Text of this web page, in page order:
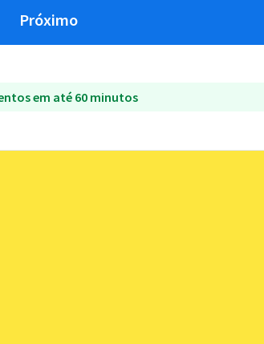
Próximo
em até 60 minutos